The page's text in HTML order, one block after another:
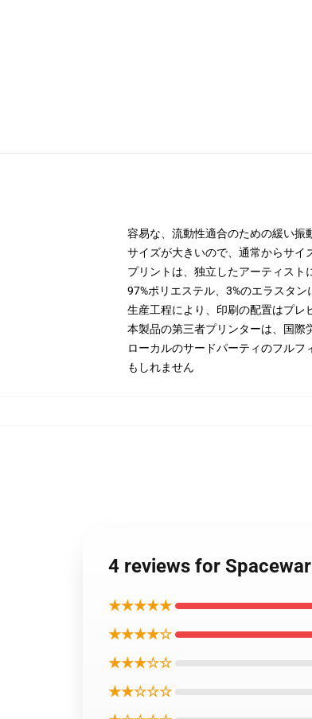
容易な、流動性適合のための緩い振
サイズが大きいので、通常からサイ
プリントは、独立したアーティス
97%ポリエステル、3%のエラスタ
生産工程により、印刷の配置はプレ
本製品の第三者プリンターは、国際
ローカルのサードパーティのフル
もしれません
4 reviews for
★★★★★
★★★★☆
★★★☆☆
★★☆☆☆